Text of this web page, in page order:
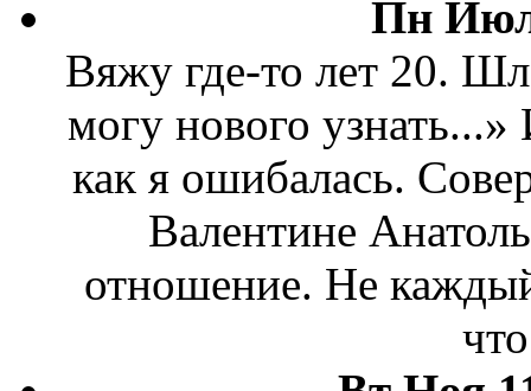
Пн Июл
Вяжу где-то лет 20.
могу нового
как я ошибалась.
Валентине
отношение. Не